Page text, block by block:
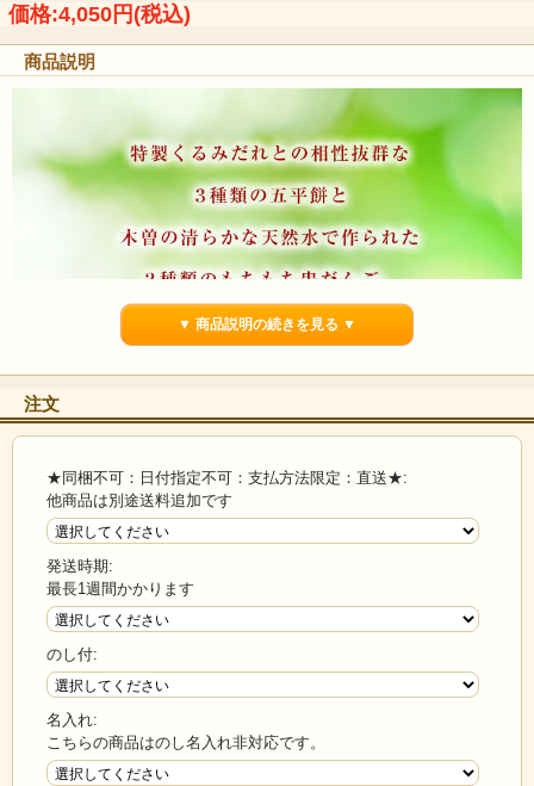
価格:4,050円(税込)
商品説明
▼ 商品説明の続きを見る ▼
注文
★同梱不可：日付指定不可：支払方法限定：直送★:
他商品は別途送料追加です
発送時期:
最長1週間かかります
のし付:
名入れ:
こちらの商品はのし名入れ非対応です。